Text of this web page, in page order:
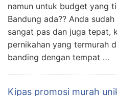
namun untuk budget yang
Bandung ada?? Anda
sangat pas dan juga tepat,
pernikahan yang termurah
banding dengan tempat …
Kipas promosi murah